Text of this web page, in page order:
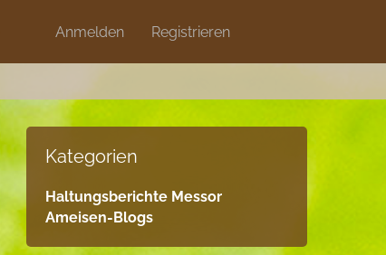
Anmelden Registrieren
Discord Artikel Blog
Kategorien
Haltungsberichte Messor
Ameisen-Blogs